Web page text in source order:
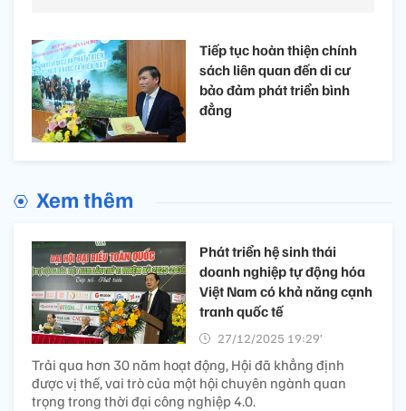
Tiếp tục hoàn thiện chính
sách liên quan đến di cư
bảo đảm phát triển bình
đẳng
Xem thêm
Phát triển hệ sinh thái
doanh nghiệp tự động hóa
Việt Nam có khả năng cạnh
tranh quốc tế
27/12/2025 19:29’
Trải qua hơn 30 năm hoạt động, Hội đã khẳng định
được vị thế, vai trò của một hội chuyên ngành quan
trọng trong thời đại công nghiệp 4.0.